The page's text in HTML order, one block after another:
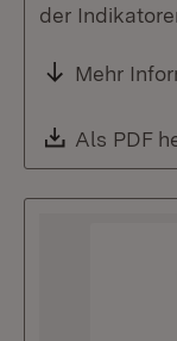
der
Mehr
Als PDF